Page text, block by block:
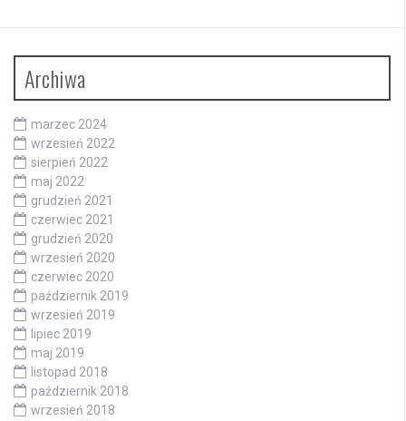
Archiwa
marzec 2024
wrzesień 2022
sierpień 2022
maj 2022
grudzień 2021
czerwiec 2021
grudzień 2020
wrzesień 2020
czerwiec 2020
październik 2019
wrzesień 2019
lipiec 2019
maj 2019
listopad 2018
październik 2018
wrzesień 2018